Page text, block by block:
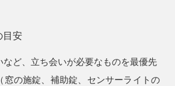
目安
など、立ち会いが必要なものを最優先
窓の施錠、補助錠、センサーライトの